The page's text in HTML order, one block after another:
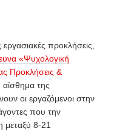
προκλήσεις,
«Ψυχολογική
Προκλήσεις &
αίσθημα της
οι εργαζόμενοι στην
που την
μεταξύ 8-21